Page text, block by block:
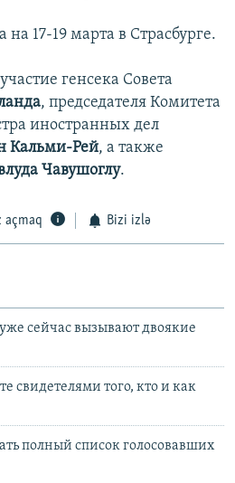
на 17-19 марта в Страсбурге.
генсека Совета
, председателя Комитета
иностранных дел
Кальми-Рей, а также
Чавушоглу.
açmaq Bizi izlə
сейчас вызывают двоякие
свидетелями того, кто и как
полный список голосовавших